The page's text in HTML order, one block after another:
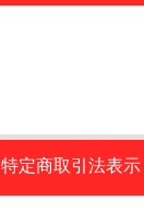
特定商取引法表示